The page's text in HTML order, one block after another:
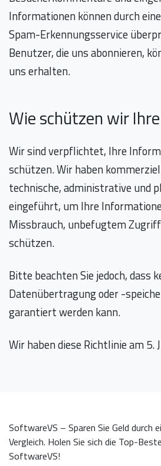
Informationen können durch
Spam-Erkennungsservice
Benutzer, die uns abonnieren,
uns erhalten.
Wie schützen wir
Wir sind verpflichtet, Ihre
schützen. Wir haben
technische, administrative und
eingeführt, um Ihre
Missbrauch, unbefugtem
schützen.
Bitte beachten Sie jedoch, dass
Datenübertragung oder -
garantiert werden kann.
Wir haben diese Richtlinie am
SoftwareVS – Sparen Sie Geld durch
Vergleich. Holen Sie sich die Top-
SoftwareVS!